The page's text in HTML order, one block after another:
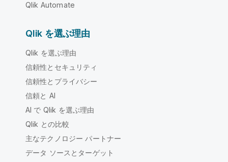
Qlik Automate
Qlik を選ぶ理由
Qlik を選ぶ理由
信頼性とセキュリティ
信頼性とプライバシー
信頼と AI
AI で Qlik を選ぶ理由
Qlik との比較
主なテクノロジー パートナー
データ ソースとターゲット